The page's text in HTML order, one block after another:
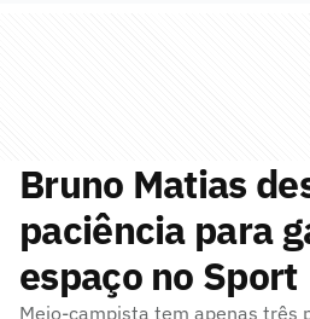
Bruno Matias
paciência para
espaço no Sport
Meio-campista tem apenas três